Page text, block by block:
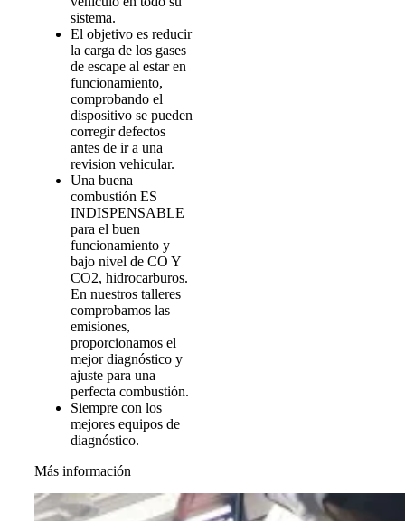
sistema.
El objetivo es reducir
la carga de los gases
de escape al estar en
funcionamiento,
comprobando el
dispositivo se pueden
corregir defectos
antes de ir a una
revision vehicular.
Una buena
combustión ES
INDISPENSABLE
para el buen
funcionamiento y
bajo nivel de CO Y
CO2, hidrocarburos.
En nuestros talleres
comprobamos las
emisiones,
proporcionamos el
mejor diagnóstico y
ajuste para una
perfecta combustión.
Siempre con los
mejores equipos de
diagnóstico.
Más información